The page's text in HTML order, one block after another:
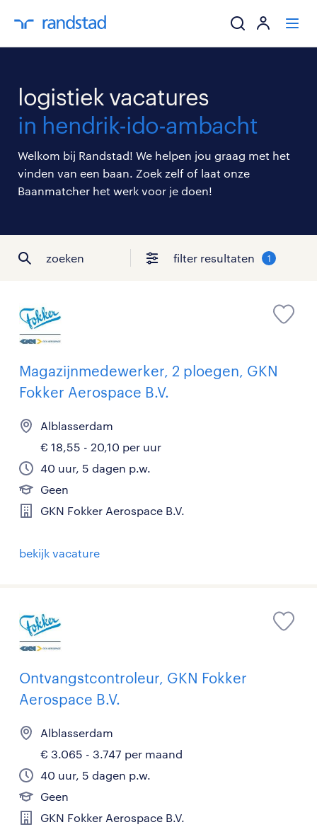
werkgevers
mijn carrière
over randstad
logistiek vacatures
in hendrik-ido-ambacht
Welkom bij Randstad! We helpen jou graag met het
vinden van een baan. Zoek zelf of laat onze
Baanmatcher het werk voor je doen!
zoeken filter resultaten 1
Magazijnmedewerker, 2 ploegen, GKN
Fokker Aerospace B.V.
Alblasserdam
€ 18,55 - 20,10 per uur
40 uur, 5 dagen p.w.
Geen
GKN Fokker Aerospace B.V.
bekijk vacature
Ontvangstcontroleur, GKN Fokker
Aerospace B.V.
Alblasserdam
€ 3.065 - 3.747 per maand
40 uur, 5 dagen p.w.
Geen
GKN Fokker Aerospace B.V.